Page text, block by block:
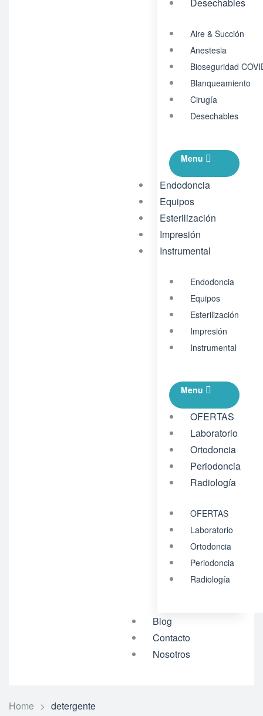
Aire & Succión
Anestesia
Bioseguridad
Blanqueamiento
Cirugía
Desechables
Menu
Endodoncia
Equipos
Esterilización
Impresión
Instrumental
Endodoncia
Equipos
Esterilización
Impresión
Instrumental
Menu
OFERTAS
Laboratorio
Ortodoncia
Periodoncia
Radiología
OFERTAS
Laboratorio
Ortodoncia
Periodoncia
Radiología
Blog
Contacto
Nosotros
Home > detergente